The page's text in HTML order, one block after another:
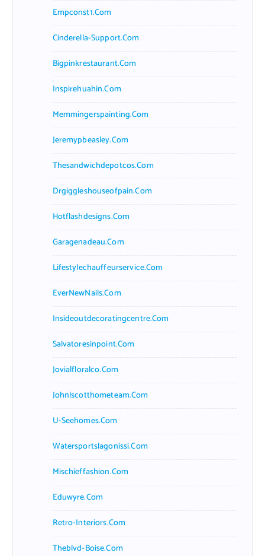
Empconst1.com
Cinderella-Support.com
Bigpinkrestaurant.com
Inspirehuahin.com
Memmingerspainting.com
Jeremypbeasley.com
Thesandwichdepotcos.com
Drgiggleshouseofpain.com
Hotflashdesigns.com
Garagenadeau.com
Lifestylechauffeurservice.com
EverNewNails.com
Insideoutdecoratingcentre.com
Salvatoresinpoint.com
Jovialfloralco.com
Johnlscotthometeam.com
U-Seehomes.com
Watersportslagonissi.com
Mischieffashion.com
Eduwyre.com
Retro-Interiors.com
Theblvd-Boise.com